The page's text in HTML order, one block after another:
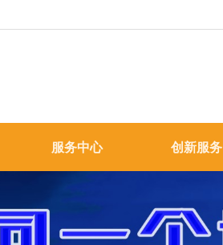
服务中心 创新服务